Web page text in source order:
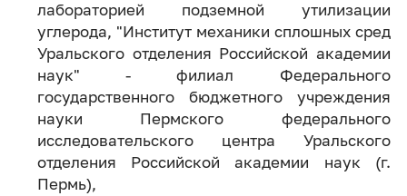
лабораторией подземной утилизации
углерода, "Институт механики сплошных сред
Уральского отделения Российской академии
наук" - филиал Федерального
государственного бюджетного учреждения
науки Пермского федерального
исследовательского центра Уральского
отделения Российской академии наук (г.
Пермь),